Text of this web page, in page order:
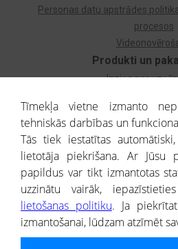
Produkti un
Izziņa par
Dzimtas
Uzņēmumu
Monitorings
Kredītizziņa par
Personas datu apstrādes
procesos
® CREDITREFORM Latvija
SIA
Tīmekļa vietne izmanto
tehniskās darbības un
Tās tiek iestatītas
lietotāja piekrišana. Ar Jūsu
papildus var tikt izmantotas
uzzinātu vairāk,
lietošanas politiku. Ja
izmantošanai, lūdzam atzīmēt